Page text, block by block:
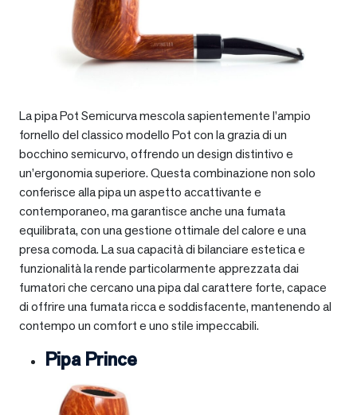
La pipa Pot Semicurva mescola sapientemente l’ampio
fornello del classico modello Pot con la grazia di un
bocchino semicurvo, offrendo un design distintivo e
un’ergonomia superiore. Questa combinazione non solo
conferisce alla pipa un aspetto accattivante e
contemporaneo, ma garantisce anche una fumata
equilibrata, con una gestione ottimale del calore e una
presa comoda. La sua capacità di bilanciare estetica e
funzionalità la rende particolarmente apprezzata dai
fumatori che cercano una pipa dal carattere forte, capace
di offrire una fumata ricca e soddisfacente, mantenendo al
contempo un comfort e uno stile impeccabili.
Pipa Prince